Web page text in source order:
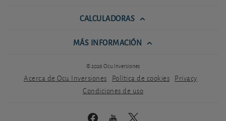
CALCULADORAS
MÁS INFORMACIÓN
© 2026 Ocu Inversiones
Acerca de Ocu Inversiones Política de cookies Privacy
Condiciones de uso